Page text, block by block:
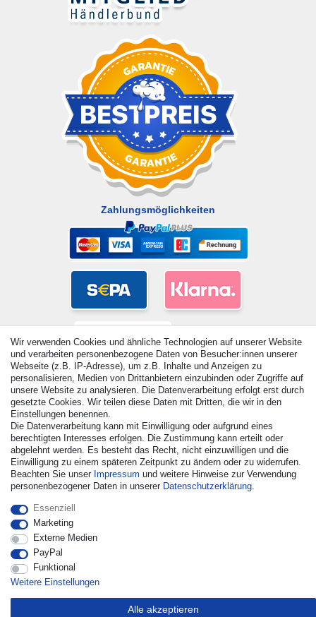
Zahlungsmöglichkeiten
© Copyright 2026 | Alle Rechte vorbehalten. - Alle Rechte
vorbehalten. Preisangaben inkl. gesetzl. 19% MwSt. |
Grundpreise siehe Artikeldetail | *Gilt für Lieferungen nach
Deutschland!
Vertrag widerrufen Kontakt
Wir verwenden Cookies und ähnliche Technologien auf unserer Website
und verarbeiten personenbezogene Daten von Besucher:innen unserer
Webseite (z.B. IP-Adresse), um z.B. Inhalte und Anzeigen zu
personalisieren, Medien von Drittanbietern einzubinden oder Zugriffe auf
unsere Website zu analysieren. Die Datenverarbeitung erfolgt erst durch
gesetzte Cookies. Wir teilen diese Daten mit Dritten, die wir in den
Einstellungen benennen.
Die Datenverarbeitung kann mit Einwilligung oder aufgrund eines
berechtigten Interesses erfolgen. Die Zustimmung kann erteilt oder
abgelehnt werden. Es besteht das Recht, nicht einzuwilligen und die
Einwilligung zu einem späteren Zeitpunkt zu ändern oder zu widerrufen.
Beachten Sie unser Impressum und weitere Hinweise zur Verwendung
personenbezogener Daten in unserer Daten­schutz­erklärung.
Essenziell
Marketing
Externe Medien
PayPal
Funktional
Weitere Einstellungen
Alle akzeptieren